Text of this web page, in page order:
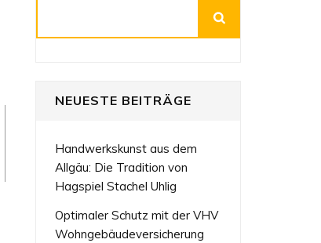
NEUESTE BEITRÄGE
Handwerkskunst aus dem
Allgäu: Die Tradition von
Hagspiel Stachel Uhlig
Optimaler Schutz mit der VHV
Wohngebäudeversicherung